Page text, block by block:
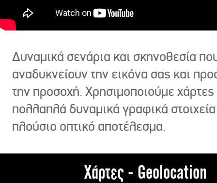
Δυναμικά σενάρια και σκηνοθεσία
αναδυκνείουν την εικόνα σας και
την προσοχή. Χρησιμοποιούμε χάρτες
πολλαπλά δυναμικά γραφικά στοιχεία
πλούσιο οπτικό αποτέλεσμα.
Χάρτες - Geolocation